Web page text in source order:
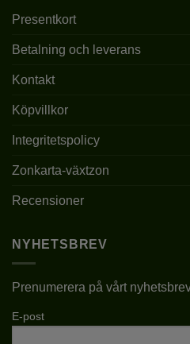
KRUKSTORLEK
FÖRVÄNTAD
SLUTHÖJD
FROSTTÅLIGHET
VINTERGRÖN
Presentkort
Betalning och leverans
Kontakt
Köpvillkor
Integritetspolicy
Zonkarta-växtzon
Recensioner
NYHETSBREV
Prenumerera på vårt
E-post